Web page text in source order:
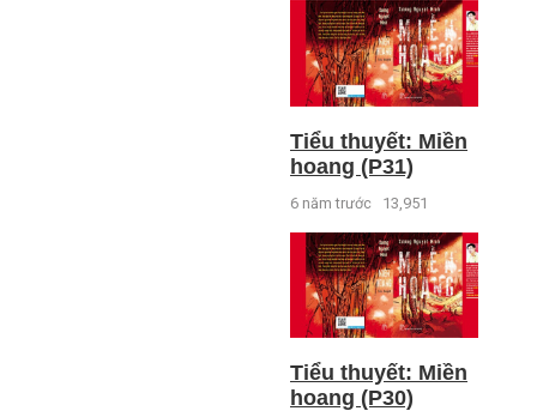
Tiểu thuyết: Miền
hoang (P31)
6 năm trước 13,951
Tiểu thuyết: Miền
hoang (P30)